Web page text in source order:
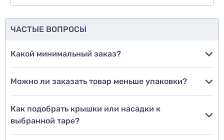
еще не знаю
Добавить отзыв
ЧАСТЫЕ ВОПРОСЫ
Какой минимальный заказ?
Можно ли заказать товар меньше упаковки?
Как подобрать крышки или насадки к
выбранной таре?